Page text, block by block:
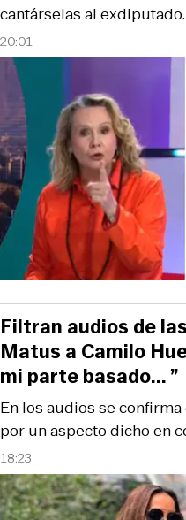
20:01
cantárselas al exdiputado.
18:23
En los audios se
por un aspecto dicho en
Filtran audios de
Matus a Camilo
mi parte basado... ”